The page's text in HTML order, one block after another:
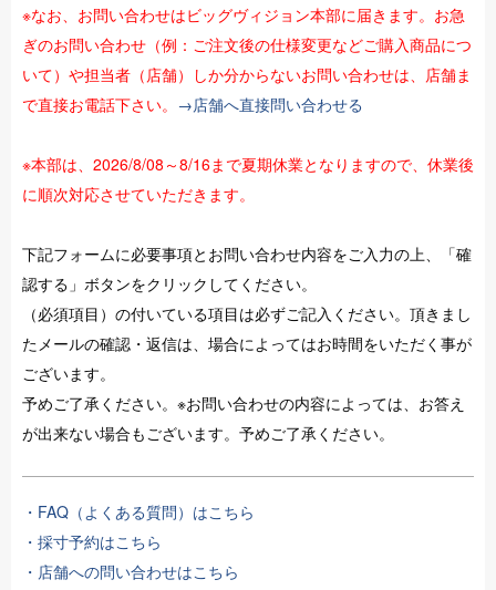
※なお、お問い合わせはビッグヴィジョン本部に届きます。お急
ぎのお問い合わせ（例：ご注文後の仕様変更などご購入商品につ
いて）や担当者（店舗）しか分からないお問い合わせは、店舗ま
で直接お電話下さい。 →店舗へ直接問い合わせる
※本部は、2026/8/08～8/16まで夏期休業となりますので、休業後
に順次対応させていただきます。
下記フォームに必要事項とお問い合わせ内容をご入力の上、「確
認する」ボタンをクリックしてください。
（必須項目）の付いている項目は必ずご記入ください。頂きまし
たメールの確認・返信は、場合によってはお時間をいただく事が
ございます。
予めご了承ください。※お問い合わせの内容によっては、お答え
が出来ない場合もございます。予めご了承ください。
・FAQ（よくある質問）はこちら
・採寸予約はこちら
・店舗への問い合わせはこちら